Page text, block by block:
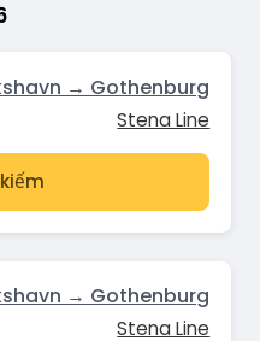
→ Gothenburg
Stena Line
→ Gothenburg
Stena Line